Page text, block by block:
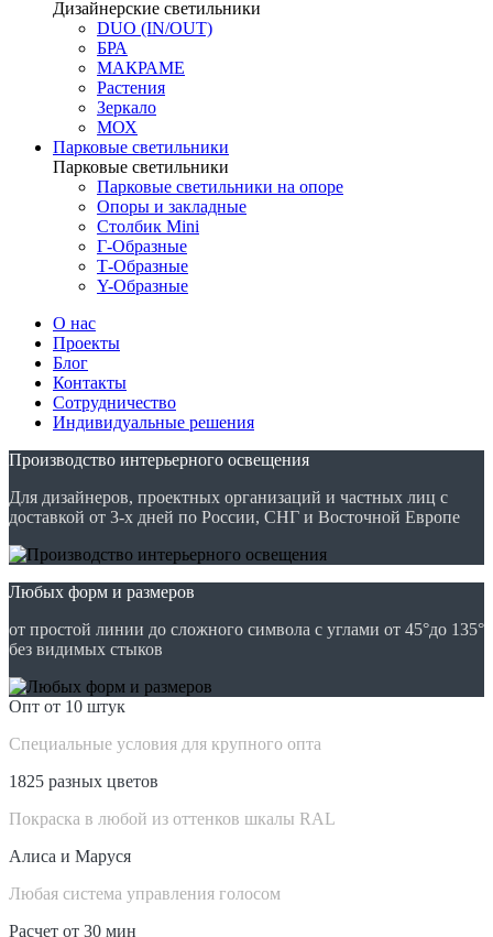
Дизайнерские светильники
DUO (IN/OUT)
БРА
МАКРАМЕ
Растения
Зеркало
МОХ
Парковые светильники
Парковые светильники
Парковые светильники на опоре
Опоры и закладные
Столбик Mini
Г-Образные
Т-Образные
Y-Образные
О нас
Проекты
Блог
Контакты
Сотрудничество
Индивидуальные решения
Производство интерьерного освещения
Для дизайнеров, проектных организаций и частных лиц с
доставкой от 3-х дней по России, СНГ и Восточной Европе
Любых форм и размеров
от простой линии до сложного символа с углами от 45°до 135°
без видимых стыков
Опт от 10 штук
Специальные условия для крупного опта
1825 разных цветов
Покраска в любой из оттенков шкалы RAL
Алиса и Маруся
Любая система управления голосом
Расчет от 30 мин